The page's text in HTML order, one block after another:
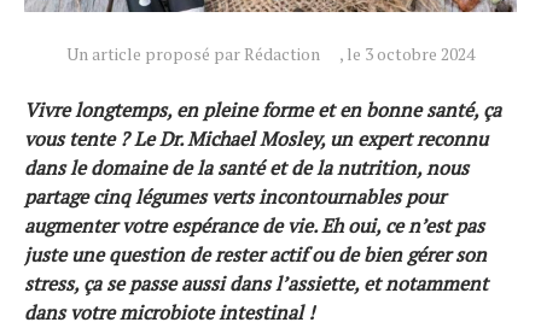
Un article proposé par Rédaction , le 3 octobre 2024
Vivre longtemps, en pleine forme et en bonne santé, ça
vous tente ? Le Dr. Michael Mosley, un expert reconnu
dans le domaine de la santé et de la nutrition, nous
partage cinq légumes verts incontournables pour
augmenter votre espérance de vie. Eh oui, ce n’est pas
juste une question de rester actif ou de bien gérer son
stress, ça se passe aussi dans l’assiette, et notamment
dans votre microbiote intestinal !
Tous nos articles